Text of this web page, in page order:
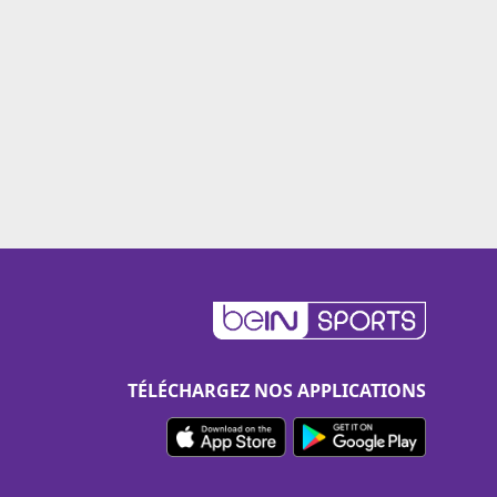
TÉLÉCHARGEZ NOS APPLICATIONS